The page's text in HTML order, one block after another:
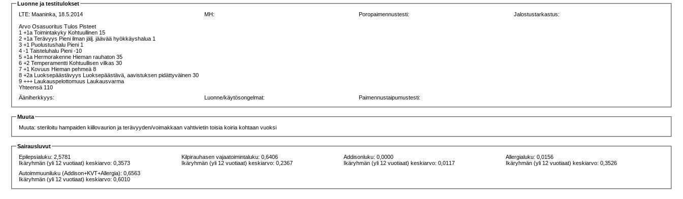
Luonne ja testitulokset
LTE:Maaninka, 18.5.2014
Arvo Osasuoritus Tulos Pisteet
1 +1a Toimintakyky Kohtuullinen 15
2 +1a Terävyys Pieni ilman jälj. jäävää hyökkäyshalua 1
3 +1 Puolustushalu Pieni 1
4 -1 Taisteluhalu Pieni -10
5 +1a Hermorakenne Hieman rauhaton 35
6 +2 Temperamentti Kohtuullisen vilkas 30
7 +1 Kovuus Hieman pehmeä 8
8 +2a Luoksepäästävyys Luoksepäästävä, aavistuksen pidättyväinen 30
9 +++ Laukauspelottomuus Laukausvarma
Yhteensä 110
MH: Poropaimennustesti: Jalostustarkastus:
Ääniherkkyys: Luonne/käytösongelmat: Paimennustaipumustesti:
Muuta
Muuta: steriloitu hampaiden kiillovaurion ja terävyyden/voimakkaan vahtivietin toisia koiria kohtaan vuoksi
Sairausluvut
Epilepsialuku: 2,5781
Ikäryhmän (yli 12 vuotiaat) keskiarvo: 0,3573
Kilpirauhasen vajaatoimintaluku: 0,6406
Ikäryhmän (yli 12 vuotiaat) keskiarvo: 0,2367
Addisonluku: 0,0000
Ikäryhmän (yli 12 vuotiaat) keskiarvo: 0,0117
Allergialuku: 0,0156
Ikäryhmän (yli 12 vuotiaat) keskiarvo: 0,3526
Autoimmuuniluku (Addison+KVT+Allergia): 0,6563
Ikäryhmän (yli 12 vuotiaat) keskiarvo: 0,6010